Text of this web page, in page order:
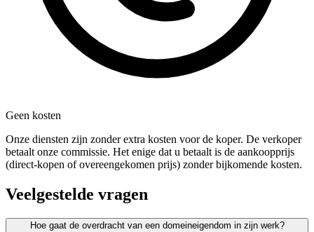
Geen kosten
Onze diensten zijn zonder extra kosten voor de koper. De verkoper
betaalt onze commissie. Het enige dat u betaalt is de aankoopprijs
(direct-kopen of overeengekomen prijs) zonder bijkomende kosten.
Veelgestelde vragen
Hoe gaat de overdracht van een domeineigendom in zijn werk?